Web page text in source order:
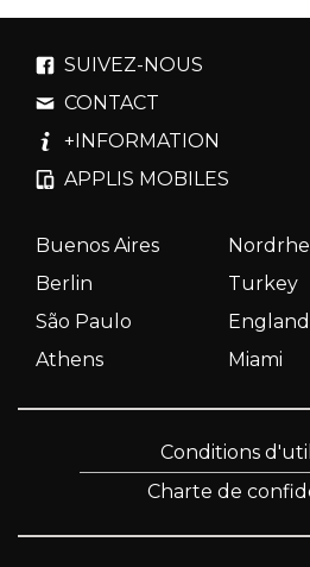
SUIVEZ-NOUS
CONTACT
+INFORMATION
APPLIS MOBILES
Buenos Aires
Berlin
Turkey
São Paulo
England
Athens
Miami
Conditions
Charte de